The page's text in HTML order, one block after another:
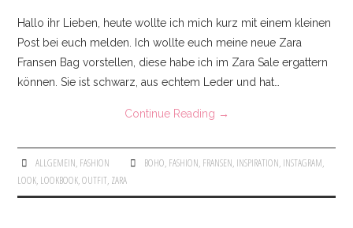
Hallo ihr Lieben, heute wollte ich mich kurz mit einem kleinen
Post bei euch melden. Ich wollte euch meine neue Zara
Fransen Bag vorstellen, diese habe ich im Zara Sale ergattern
können. Sie ist schwarz, aus echtem Leder und hat…
Continue Reading →
ALLGEMEIN, FASHION BOHO, FASHION, FRANSEN, INSPIRATION, INSTAGRAM,
LOOK, LOOKBOOK,OUTFIT, ZARA